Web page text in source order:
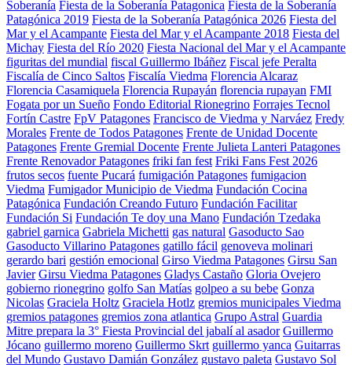
Soberanía Fiesta de la Soberanía Patagonica Fiesta de la Soberanía
Patagónica 2019 Fiesta de la Soberanía Patagónica 2026 Fiesta del
Mar y el Acampante Fiesta del Mar y el Acampante 2018 Fiesta del
Michay Fiesta del Río 2020 Fiesta Nacional del Mar y el Acampante
figuritas del mundial fiscal Guillermo Ibáñez Fiscal jefe Peralta
Fiscalía de Cinco Saltos Fiscalía Viedma Florencia Alcaraz
Florencia Casamiquela Florencia Rupayán florencia rupayan FMI
Fogata por un Sueño Fondo Editorial Rionegrino Forrajes Tecnol
Fortín Castre FpV Patagones Francisco de Viedma y Narváez Fredy
Morales Frente de Todos Patagones Frente de Unidad Docente
Patagones Frente Gremial Docente Frente Julieta Lanteri Patagones
Frente Renovador Patagones friki fan fest Friki Fans Fest 2026
frutos secos fuente Pucará fumigación Patagones fumigacion
Viedma Fumigador Municipio de Viedma Fundación Cocina
Patagónica Fundación Creando Futuro Fundación Facilitar
Fundación Si Fundación Te doy una Mano Fundación Tzedaka
gabriel garnica Gabriela Michetti gas natural Gasoducto Sao
Gasoducto Villarino Patagones gatillo fácil genoveva molinari
gerardo bari gestión emocional Girso Viedma Patagones Girsu San
Javier Girsu Viedma Patagones Gladys Castaño Gloria Ovejero
gobierno rionegrino golfo San Matías golpeo a su bebe Gonza
Nicolas Graciela Holtz Graciela Hotlz gremios municipales Viedma
gremios patagones gremios zona atlantica Grupo Astral Guardia
Mitre prepara la 3° Fiesta Provincial del jabalí al asador Guillermo
Jócano guillermo moreno Guillermo Skrt guillermo yanca Guitarras
del Mundo Gustavo Damián González gustavo paleta Gustavo Sol